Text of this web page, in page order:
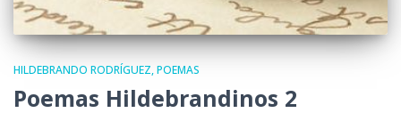
HILDEBRANDO RODRÍGUEZ POEMAS
Poemas Hildebrandinos 2